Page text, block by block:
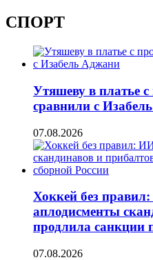
СПОРТ
Утяшеву в платье
сравнили с
07.08.2026
Хоккей без
аплодисменты
продлила санкции
07.08.2026